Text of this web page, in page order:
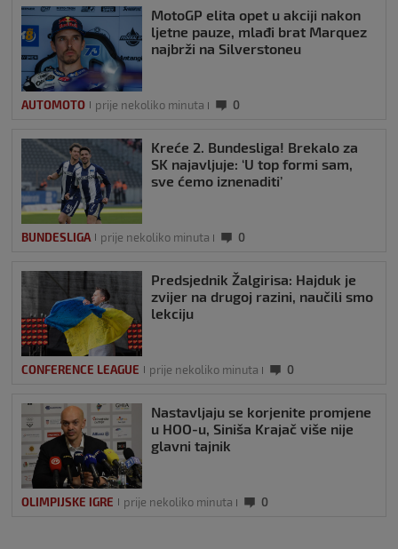
MotoGP elita opet u akciji nakon
ljetne pauze, mlađi brat Marquez
najbrži na Silverstoneu
AUTOMOTO prije nekoliko minuta 0
Kreće 2. Bundesliga! Brekalo za
SK najavljuje: ‘U top formi sam,
sve ćemo iznenaditi’
BUNDESLIGA prije nekoliko minuta 0
Predsjednik Žalgirisa: Hajduk je
zvijer na drugoj razini, naučili smo
lekciju
CONFERENCE LEAGUE prije nekoliko minuta 0
Nastavljaju se korjenite promjene
u HOO-u, Siniša Krajač više nije
glavni tajnik
OLIMPIJSKE IGRE prije nekoliko minuta 0